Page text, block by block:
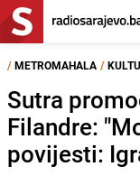
/ METROMAHALA /
Sutra
Filandre:
povijesti: